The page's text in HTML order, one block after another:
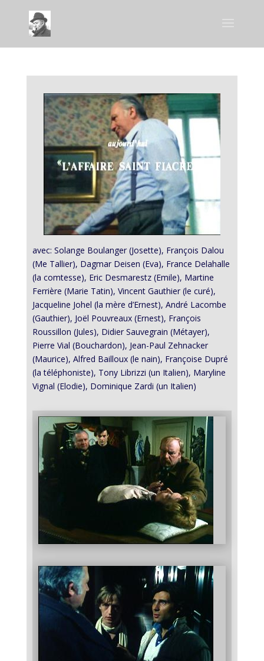
avec: Solange Boulanger (Josette), François Dalou
(Me Tallier), Dagmar Deisen (Eva), France Delahalle
(la comtesse), Eric Desmarestz (Emile), Martine
Ferrière (Marie Tatin), Vincent Gauthier (le curé),
Jacqueline Johel (la mère d’Ernest), André Lacombe
(Gauthier), Joël Pouvreaux (Ernest), François
Roussillon (Jules), Didier Sauvegrain (Métayer),
Pierre Vial (Bouchardon), Jean-Paul Zehnacker
(Maurice), Alfred Bailloux (le nain), Françoise Dupré
(la téléphoniste), Tony Librizzi (un Italien), Maryline
Vignal (Elodie), Dominique Zardi (un Italien)